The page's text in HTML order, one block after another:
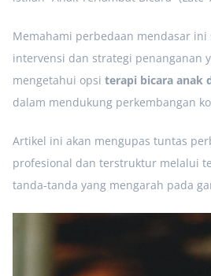
Memahami perbedaan mendasar
intervensi dan strategi penanganan
mengetahui opsi terapi bicara anak
dalam mendukung perkembangan
Artikel ini akan mengupas tuntas
profesional dan terstruktur melalui
tanda-tanda yang mengarah pada